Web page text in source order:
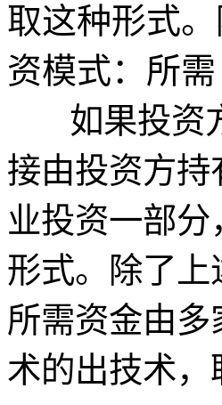
取这种形式
资模式：所需
如果投资方
接由投资方
业投资一部
形式。除了
所需资金由
术的出技术